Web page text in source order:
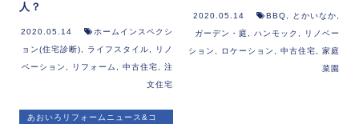
人？
2020.05.14
ホームインスペクシ
ョン(住宅診断)
ライフスタイル
リノ
ベーション
リフォーム 中古住宅
注
文住宅
2020.05.14 BBQ とかいなか
ガーデン・庭
ハンモック
リノベー
ション
ロケーション 中古住宅
家庭
菜園
あおいろリフォームニュース&コ